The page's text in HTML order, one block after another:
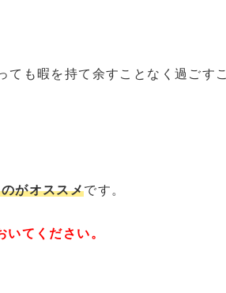
も暇を持て余すことなく過ごすこ
がオススメです。
てください。